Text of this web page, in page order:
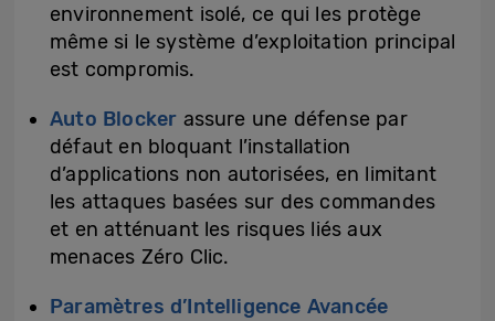
environnement isolé, ce qui les protège
même si le système d’exploitation principal
est compromis.
Auto Blocker assure une défense par
défaut en bloquant l’installation
d’applications non autorisées, en limitant
les attaques basées sur des commandes
et en atténuant les risques liés aux
menaces Zéro Clic.
Paramètres d’Intelligence Avancée